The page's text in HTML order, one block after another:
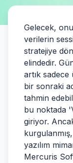
Gelecek,
verilerin
stratejiye
elindedir.
artık
bir sonraki
tahmin
bu noktada
giriyor.
yazılım
Mercuris